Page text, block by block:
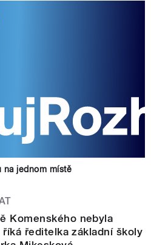
na jednom místě
Komenského nebyla
říká ředitelka základní školy